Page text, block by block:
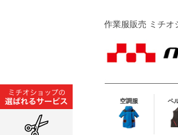
作業服販売 ミチオ
空調服 ペ